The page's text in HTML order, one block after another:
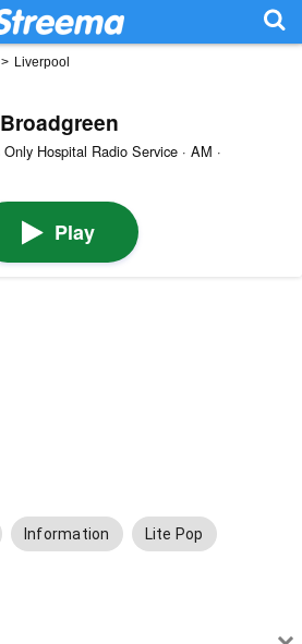
> Liverpool
Only Hospital Radio Service · AM ·
Play
Information Lite Pop